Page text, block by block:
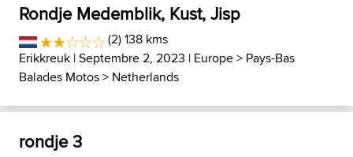
Rondje Medemblik, Kust, Jisp
(2) 138 kms
Erikkreuk | Septembre 2, 2023 | Europe> Pays-Bas
Balades Motos> Netherlands
rondje 3